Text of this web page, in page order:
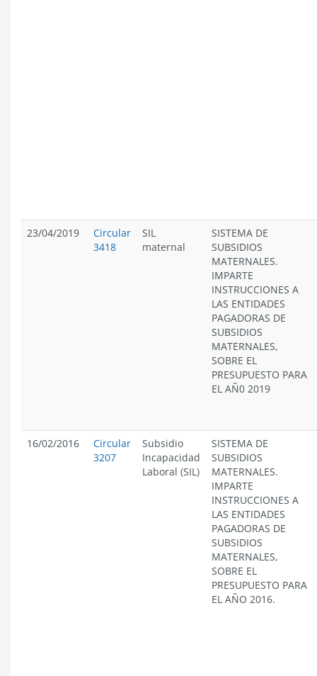
23/04/2019
Circular
3418
SIL
maternal
SISTEMA DE
SUBSIDIOS
MATERNALES.
IMPARTE
INSTRUCCIONES A
LAS ENTIDADES
PAGADORAS DE
SUBSIDIOS
MATERNALES,
SOBRE EL
PRESUPUESTO PARA
EL AÑ0 2019
16/02/2016
Circular
3207
Subsidio
Incapacidad
Laboral (SIL)
SISTEMA DE
SUBSIDIOS
MATERNALES.
IMPARTE
INSTRUCCIONES A
LAS ENTIDADES
PAGADORAS DE
SUBSIDIOS
MATERNALES,
SOBRE EL
PRESUPUESTO PARA
EL AÑO 2016.